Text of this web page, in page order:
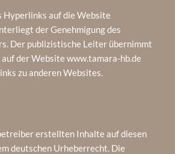
Hyperlinks auf die Website
der Genehmigung des
Der publizistische Leiter übernimmt
der Website www.tamara-hb.de
zu anderen Websites.
erstellten Inhalte auf diesen
deutschen Urheberrecht. Die